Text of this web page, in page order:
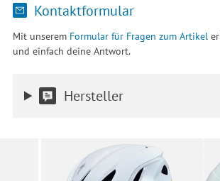
Kontaktformular
Mit unserem Formular für Fragen zum Artikel
und einfach deine Antwort.
Hersteller